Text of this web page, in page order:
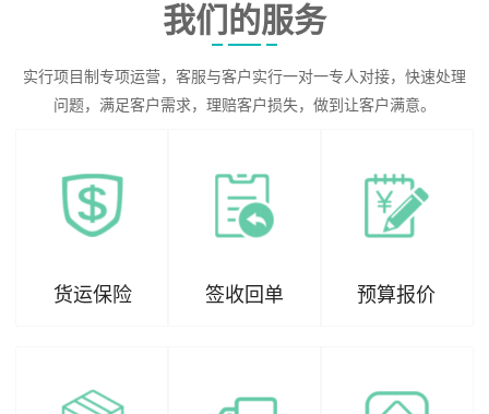
我们的服务
实行项目制专项运营，客服与客户实行一对一专人对接，快速处理
问题，满足客户需求，理赔客户损失，做到让客户满意。
货运保险 签收回单 预算报价